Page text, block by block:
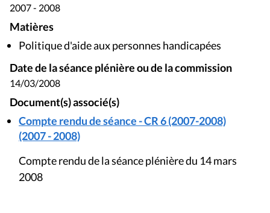
2007 - 2008
Matières
Politique d'aide aux personnes handicapées
Date de la séance plénière ou de la commission
14/03/2008
Document(s) associé(s)
Compte rendu de séance - CR 6 (2007-2008)
(2007 - 2008)
Compte rendu de la séance plénière du 14 mars
2008